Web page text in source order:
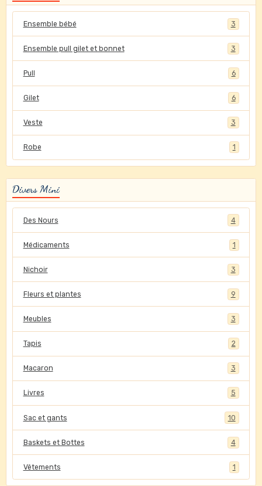
Ensemble bébé 3
Ensemble pull gilet et bonnet 3
Pull 6
Gilet 6
Veste 3
Robe 1
Divers Mini
Des Nours 4
Médicaments 1
Nichoir 3
Fleurs et plantes 9
Meubles 3
Tapis 2
Macaron 3
Livres 5
Sac et gants 10
Baskets et Bottes 4
Vêtements 1